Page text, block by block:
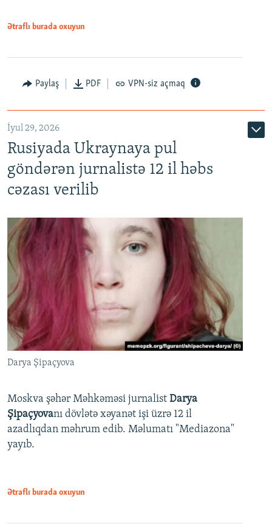
Ətraflı burada oxuyun
Paylaş PDF VPN-siz açmaq
İyul 29, 2026
Rusiyada Ukraynaya pul
göndərən jurnalistə 12 il həbs
cəzası verilib
Darya Şipaçyova
Moskva şəhər Məhkəməsi jurnalist Darya
Şipaçyovanı dövlətə xəyanət işi üzrə 12 il
azadlıqdan məhrum edib. Məlumatı "Mediazona"
yayıb.
Ətraflı burada oxuyun